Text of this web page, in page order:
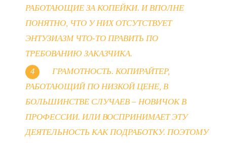
РАБОТАЮЩИЕ ЗА КОПЕЙКИ. И ВПОЛНЕ
ПОНЯТНО, ЧТО У НИХ ОТСУТСТВУЕТ
ЭНТУЗИАЗМ ЧТО-ТО ПРАВИТЬ ПО
ТРЕБОВАНИЮ ЗАКАЗЧИКА.
ГРАМОТНОСТЬ. КОПИРАЙТЕР,
РАБОТАЮЩИЙ ПО НИЗКОЙ ЦЕНЕ , В
БОЛЬШИНСТВЕ СЛУЧАЕВ – НОВИЧОК В
ПРОФЕССИИ. ИЛИ ВОСПРИНИМАЕТ ЭТУ
ДЕЯТЕЛЬНОСТЬ КАК ПОДРАБОТКУ. ПОЭТОМУ